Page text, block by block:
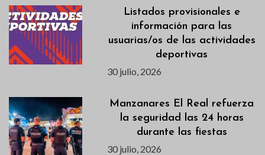
Listados provisionales e
información para las
usuarias/os de las actividades
deportivas
30 julio, 2026
Manzanares El Real refuerza
la seguridad las 24 horas
durante las fiestas
30 julio, 2026